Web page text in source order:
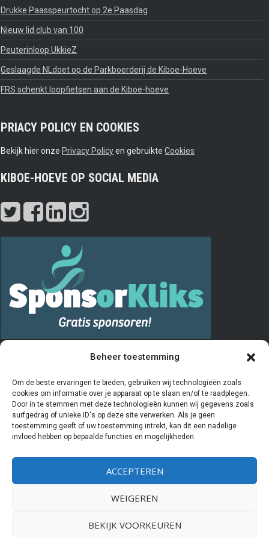
Beheer toestemming
Om de beste ervaringen te bieden, gebruiken wij technologieën zoals
cookies om informatie over je apparaat op te slaan en/of te raadplegen.
Door in te stemmen met deze technologieën kunnen wij gegevens zoals
surfgedrag of unieke ID's op deze site verwerken. Als je geen
toestemming geeft of uw toestemming intrekt, kan dit een nadelige
invloed hebben op bepaalde functies en mogelijkheden.
ACCEPTEREN
WEIGEREN
BEKIJK VOORKEUREN
Drukke Paasspeurtocht op 2e Paasdag
Nieuw lid club van 100
Peuterinloop UkkieZ
Geslaagde NLdoet op de Parkboerderij de Kiboe-Hoeve
FRS schenkt loopfietsen aan de Kiboe-hoeve
PRIACY POLICY EN COOKIES
Bekijk hier onze Privacy Policyen gebruikteCookies
KIBOE-HOEVE OP SOCIAL MEDIA
De “Vrienden van” registratie verloopt via het invullen en opsturen van
het aanmeldingsformulier. De door u ingevulde gegevens worden
door de penningmeester van de stichting Vrienden van Kiboe-hoeve
beheerd en geregistreerd in een Excelprogramma. De bestuursleden
van deze stichting hebben als enige partijen inzicht in deze
gegevens. Als u aangeeftgeenVriend meer te willen zijn worden uw
gegevens gearchiveerd en zal er geen contact meer met u
opgenomen worden. Wij verstrekken nooit gegevens aan derden.
Powered by